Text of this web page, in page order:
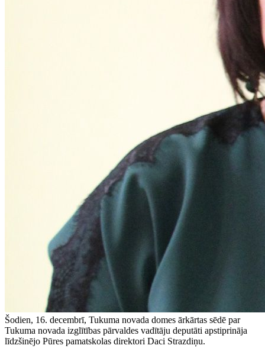
Šodien, 16. decembrī, Tukuma novada domes ārkārtas sēdē par
Tukuma novada izglītības pārvaldes vadītāju deputāti apstiprināja
līdzšinējo Pūres pamatskolas direktori Daci Strazdiņu.